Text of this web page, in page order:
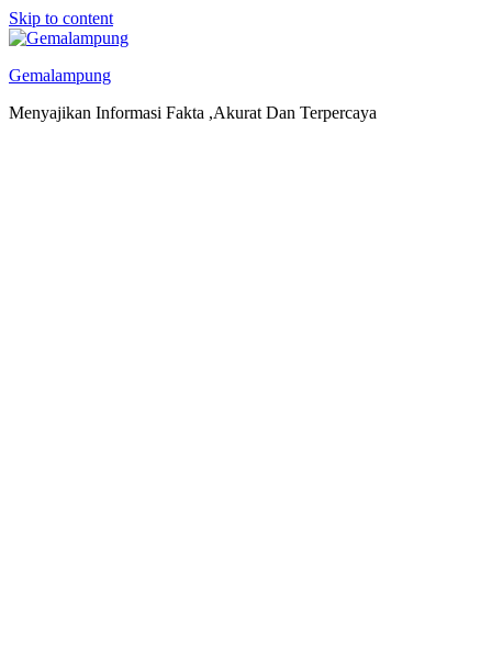
Skip to content
Gemalampung
Menyajikan Informasi Fakta ,Akurat Dan Terpercaya